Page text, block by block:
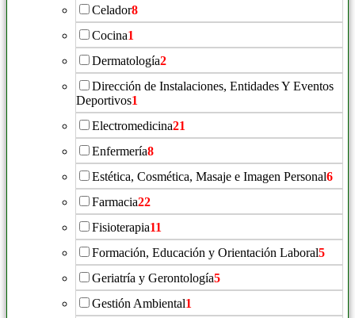
Celador8
Cocina1
Dermatología2
Dirección de Instalaciones, Entidades Y Eventos
Deportivos1
Electromedicina21
Enfermería8
Estética, Cosmética, Masaje e Imagen Personal6
Farmacia22
Fisioterapia11
Formación, Educación y Orientación Laboral5
Geriatría y Gerontología5
Gestión Ambiental1